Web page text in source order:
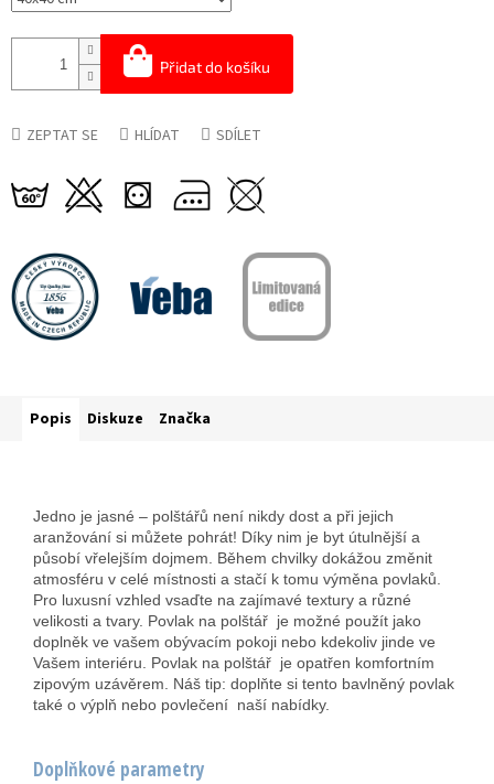
Přidat do košíku
ZEPTAT SE HLÍDAT SDÍLET
Popis Diskuze Značka
Jedno je jasné – polštářů není nikdy dost a při jejich
aranžování si můžete pohrát! Díky nim je byt útulnější a
působí vřelejším dojmem. Během chvilky dokážou změnit
atmosféru v celé místnosti a stačí k tomu výměna povlaků.
Pro luxusní vzhled vsaďte na zajímavé textury a různé
velikosti a tvary. Povlak na polštář je možné použít jako
doplněk ve vašem obývacím pokoji nebo kdekoliv jinde ve
Vašem interiéru. Povlak na polštář je opatřen komfortním
zipovým uzávěrem. Náš tip: doplňte si tento bavlněný povlak
také o výplň nebo povlečení naší nabídky.
Doplňkové parametry